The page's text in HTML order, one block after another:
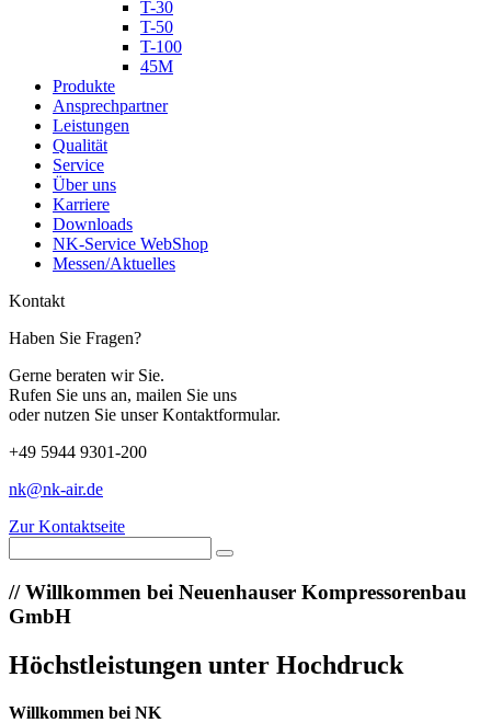
T-30
T-50
T-100
45M
Produkte
Ansprechpartner
Leistungen
Qualität
Service
Über uns
Karriere
Downloads
NK-Service WebShop
Messen/Aktuelles
Kontakt
Haben Sie Fragen?
Gerne beraten wir Sie.
Rufen Sie uns an, mailen Sie uns
oder nutzen Sie unser Kontaktformular.
+49 5944 9301-200
nk@nk-air.de
Zur Kontaktseite
//Willkommen bei Neuenhauser Kompressorenbau
GmbH
Höchstleistungen unter Hochdruck
Willkommen bei NK